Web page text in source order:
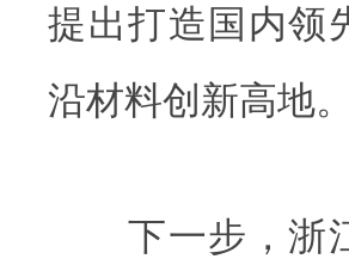
提出打造国内领
沿材料创新高地。
下一步，浙江